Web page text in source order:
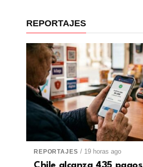
REPORTAJES
REPORTAJES / 19 horas ago